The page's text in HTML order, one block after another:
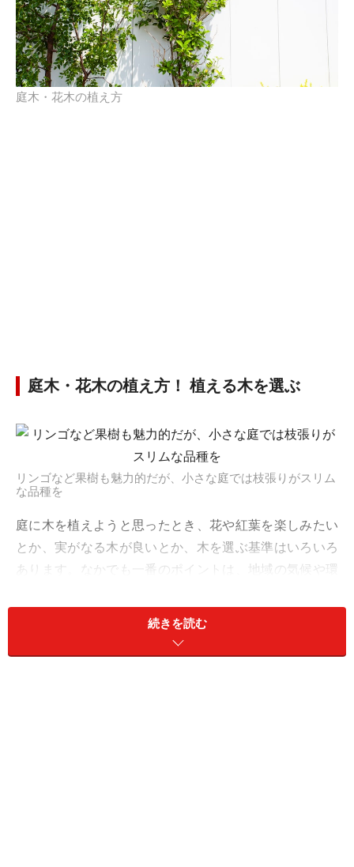
庭木・花木の植え方
庭木・花木の植え方！ 植える木を選ぶ
リンゴなど果樹も魅力的だが、小さな庭では枝張りがスリム
な品種を
庭に木を植えようと思ったとき、花や紅葉を楽しみたい
とか、実がなる木が良いとか、木を選ぶ基準はいろいろ
あります。なかでも一番のポイントは、地域の気候や環
と違い、そう簡単に植え替えられるものではないからで
えると、後で大変な事になりかねないので、樹種選びに
続きを読む